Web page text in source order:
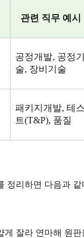
관련 직무 예시
공정개발, 공정기
술, 장비기술
패키지개발, 테스
트(T&P), 품질
정리하면 다음과 같
게 잘라 연마해 원